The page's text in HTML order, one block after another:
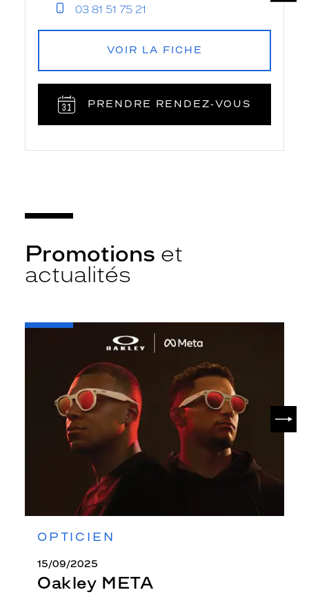
03 81 51 75 21
VOIR LA FICHE
PRENDRE RENDEZ‑VOUS
Promotions et
actualités
OPTICIEN
15/09/2025
Oakley META
-